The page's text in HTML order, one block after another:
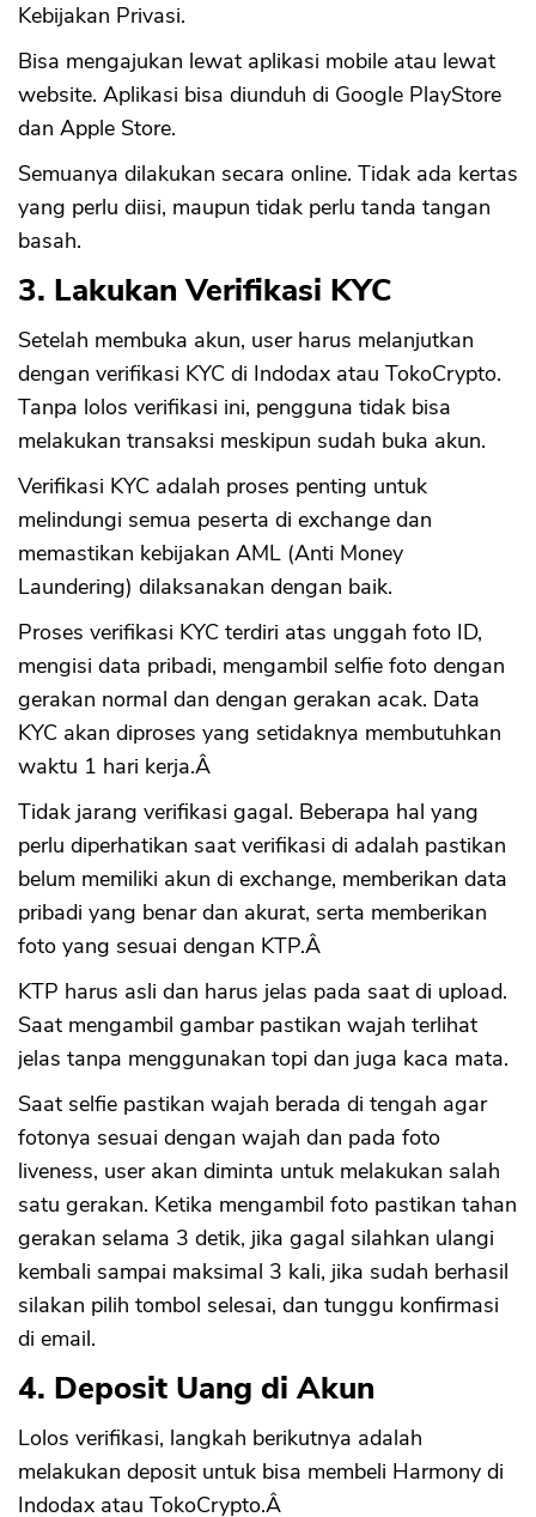
Kebijakan Privasi.
Bisa mengajukan lewat aplikasi mobile atau lewat
website. Aplikasi bisa diunduh di Google PlayStore
dan Apple Store.
Semuanya dilakukan secara online. Tidak ada kertas
yang perlu diisi, maupun tidak perlu tanda tangan
basah.
3. Lakukan Verifikasi KYC
Setelah membuka akun, user harus melanjutkan
dengan verifikasi KYC di Indodax atau TokoCrypto.
Tanpa lolos verifikasi ini, pengguna tidak bisa
melakukan transaksi meskipun sudah buka akun.
Verifikasi KYC adalah proses penting untuk
melindungi semua peserta di exchange dan
memastikan kebijakan AML (Anti Money
Laundering) dilaksanakan dengan baik.
Proses verifikasi KYC terdiri atas unggah foto ID,
mengisi data pribadi, mengambil selfie foto dengan
gerakan normal dan dengan gerakan acak. Data
KYC akan diproses yang setidaknya membutuhkan
waktu 1 hari kerja.Â
Tidak jarang verifikasi gagal. Beberapa hal yang
perlu diperhatikan saat verifikasi di adalah pastikan
belum memiliki akun di exchange, memberikan data
pribadi yang benar dan akurat, serta memberikan
foto yang sesuai dengan KTP.Â
KTP harus asli dan harus jelas pada saat di upload.
Saat mengambil gambar pastikan wajah terlihat
jelas tanpa menggunakan topi dan juga kaca mata.
Saat selfie pastikan wajah berada di tengah agar
fotonya sesuai dengan wajah dan pada foto
liveness, user akan diminta untuk melakukan salah
satu gerakan. Ketika mengambil foto pastikan tahan
gerakan selama 3 detik, jika gagal silahkan ulangi
kembali sampai maksimal 3 kali, jika sudah berhasil
silakan pilih tombol selesai, dan tunggu konfirmasi
di email.
4. Deposit Uang di Akun
Lolos verifikasi, langkah berikutnya adalah
melakukan deposit untuk bisa membeli Harmony di
Indodax atau TokoCrypto.Â